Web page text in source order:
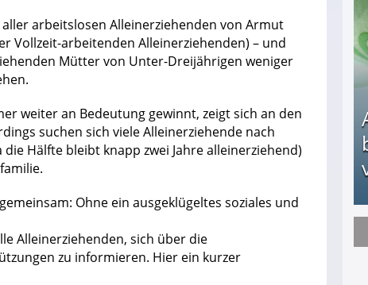
arbeitslosen Alleinerziehenden von Armut
Vollzeit-arbeitenden Alleinerziehenden) – und
Mütter von Unter-Dreijährigen weniger
weiter an Bedeutung gewinnt, zeigt sich an den
suchen sich viele Alleinerziehende nach
Hälfte bleibt knapp zwei Jahre alleinerziehend)
Ohne ein ausgeklügeltes soziales und
Alleinerziehenden, sich über die
zu informieren. Hier ein kurzer
Arbeitslosengeld: Wofür bekommt man es